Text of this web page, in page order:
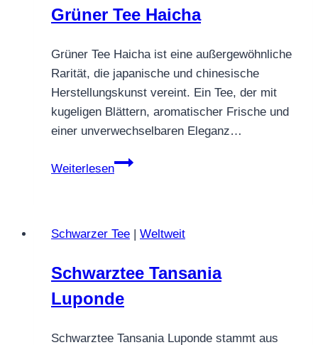
Grüner Tee Haicha
Grüner Tee Haicha ist eine außergewöhnliche
Rarität, die japanische und chinesische
Herstellungskunst vereint. Ein Tee, der mit
kugeligen Blättern, aromatischer Frische und
einer unverwechselbaren Eleganz…
Weiterlesen
Grüner
Schwarzer Tee | Weltweit
Schwarztee Tansania
Luponde
Schwarztee Tansania Luponde stammt aus